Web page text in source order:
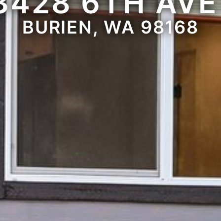
BURIEN, WA 98168